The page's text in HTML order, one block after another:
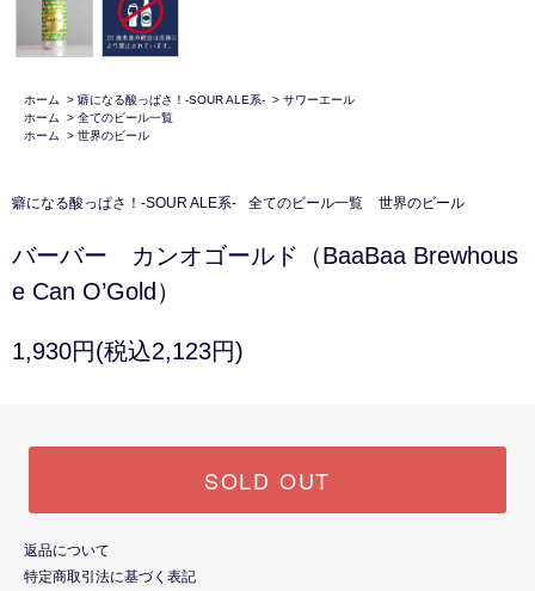
ホーム > 癖になる酸っぱさ！-SOUR ALE系- > サワーエール
ホーム
> 全てのビール一覧
ホーム
> 世界のビール
癖になる酸っぱさ！-SOUR ALE系- 全てのビール一覧 世界のビール
バーバー カンオゴールド（BaaBaa Brewhous
e Can O’Gold）
1,930円(税込2,123円)
SOLD OUT
返品について
特定商取引法に基づく表記